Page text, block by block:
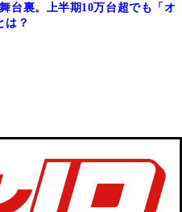
台裏。上半期10万台超でも「オ
は？